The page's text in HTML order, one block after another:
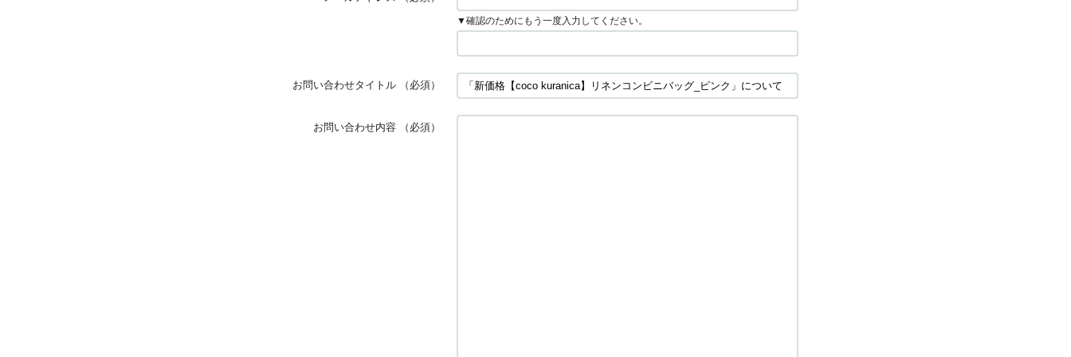
▼確認のためにもう一度入力してください。
お問い合わせタイトル （必須）
お問い合わせ内容 （必須）